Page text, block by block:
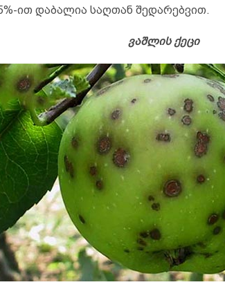
ით დაბალია საღთან შედარებვით.
ვაშლის ქეცი